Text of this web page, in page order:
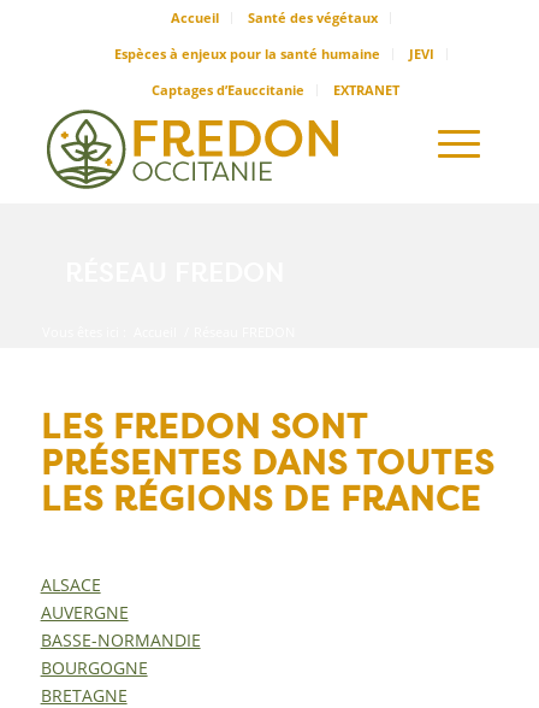
Accueil
Santé des végétaux
Espèces à enjeux pour la santé humaine
JEVI
Captages d’Eauccitanie
EXTRANET
LES FREDON SONT
PRÉSENTES DANS TOUTES
LES RÉGIONS DE FRANCE
ALSACE
AUVERGNE
BASSE-NORMANDIE
BOURGOGNE
BRETAGNE